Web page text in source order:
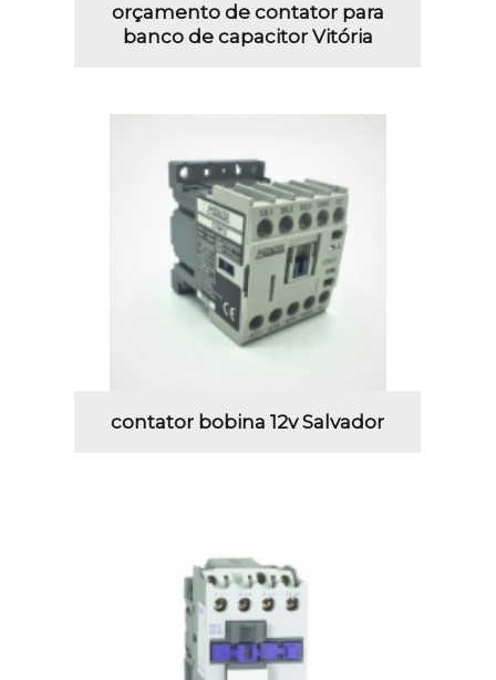
orçamento de contator para
banco de capacitor Vitória
contator bobina 12v Salvador